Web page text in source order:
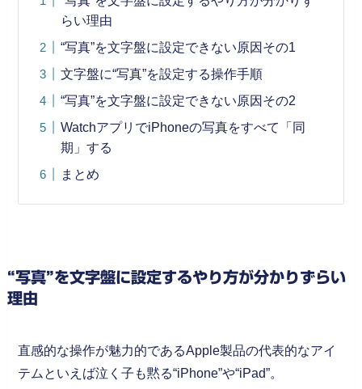
らい理由
“写真”を文字盤に設定できない原因その1
文字盤に“写真”を設定する操作手順
“写真”を文字盤に設定できない原因その2
WatchアプリでiPhoneの写真をすべて「同
期」する
まとめ
“写真”を文字盤に設定するやり方が分かりずらい
理由
直感的な操作が魅力的であるApple製品の代表的なアイ
テムといえば泣く子も黙る“iPhone”や“iPad”。